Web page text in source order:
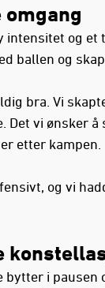
intensitet og
ballen og
bra. Vi
Det vi ønsker å
etter kampen.
og vi
i pausen